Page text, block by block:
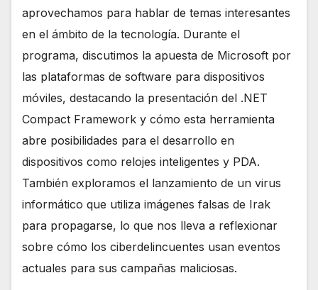
aprovechamos para hablar de temas interesantes
en el ámbito de la tecnología. Durante el
programa, discutimos la apuesta de Microsoft por
las plataformas de software para dispositivos
móviles, destacando la presentación del .NET
Compact Framework y cómo esta herramienta
abre posibilidades para el desarrollo en
dispositivos como relojes inteligentes y PDA.
También exploramos el lanzamiento de un virus
informático que utiliza imágenes falsas de Irak
para propagarse, lo que nos lleva a reflexionar
sobre cómo los ciberdelincuentes usan eventos
actuales para sus campañas maliciosas.